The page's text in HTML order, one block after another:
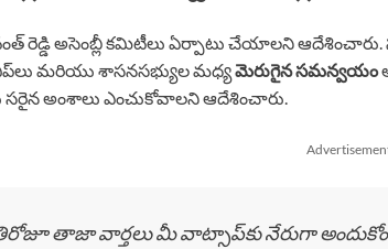
రెడ్డి అసెంబ్లీ కమిటీలు ఏర్పాటు చేయాలని ఆదేశించారు.
మరియు శాసనసభ్యుల మధ్యమెరుగైన సమన్వయం
సరైన అంశాలు ఎంచుకోవాలని ఆదేశించారు.
తాజా వార్తలు మీ వాట్సాప్‌కు నేరుగా